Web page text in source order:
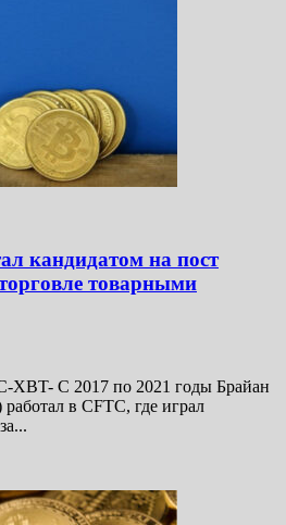
кандидатом на пост
товарными
XBT- С 2017 по 2021 годы Брайан
в CFTC, где играл